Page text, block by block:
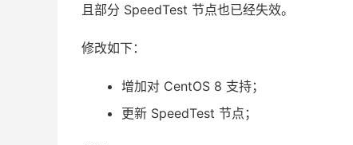
且部分 SpeedTest 节点也已经失效。
修改如下：
增加对 CentOS 8 支持；
更新 SpeedTest 节点；